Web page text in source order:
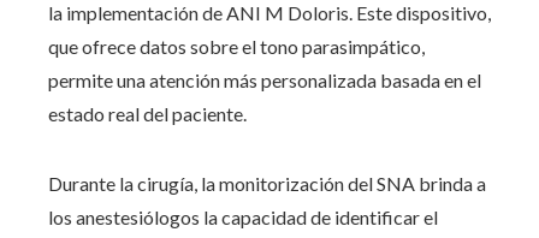
la implementación de ANI M Doloris. Este dispositivo,
que ofrece datos sobre el tono parasimpático,
permite una atención más personalizada basada en el
estado real del paciente.
Durante la cirugía, la monitorización del SNA brinda a
los anestesiólogos la capacidad de identificar el